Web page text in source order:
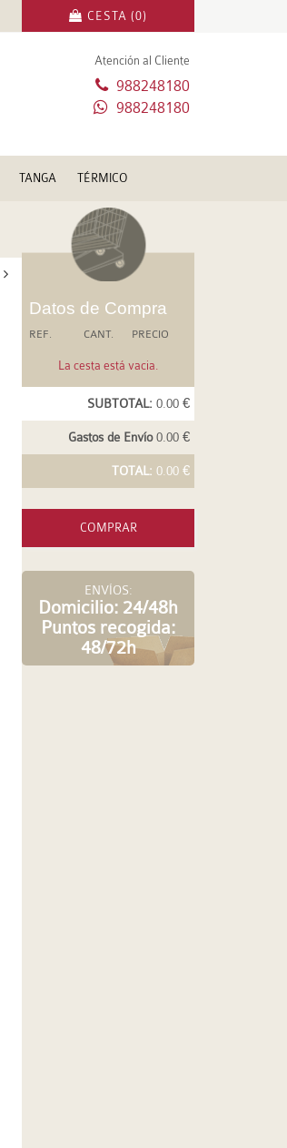
CESTA (0)
Atención al Cliente
988248180
988248180
TANGA TÉRMICO
Datos de Compra
REF. CANT. PRECIO
La cesta está vacia.
SUBTOTAL: 0.00 €
Gastos de Envío0.00 €
TOTAL: 0.00 €
COMPRAR
ENVÍOS:
Domicilio: 24/48h
Puntos recogida:
48/72h